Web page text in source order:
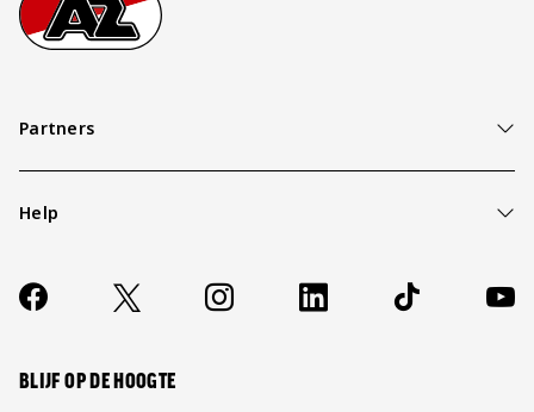
Partners
Help
Contact
FAQ
Socials
https://www.facebook.com/AZAlkmaar
X Instagram LinkedIn TikTok
BLIJF OP DE HOOGTE